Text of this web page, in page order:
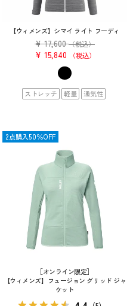
【ウィメンズ】シマイ ライト フーディ
¥ 17,600 （税込）
¥ 15,840 税込
ストレッチ 軽量 通気性
［オンライン限定］
【ウィメンズ】フュージョン グリッド ジャ
ケット
SALE
2点購入50％OFF